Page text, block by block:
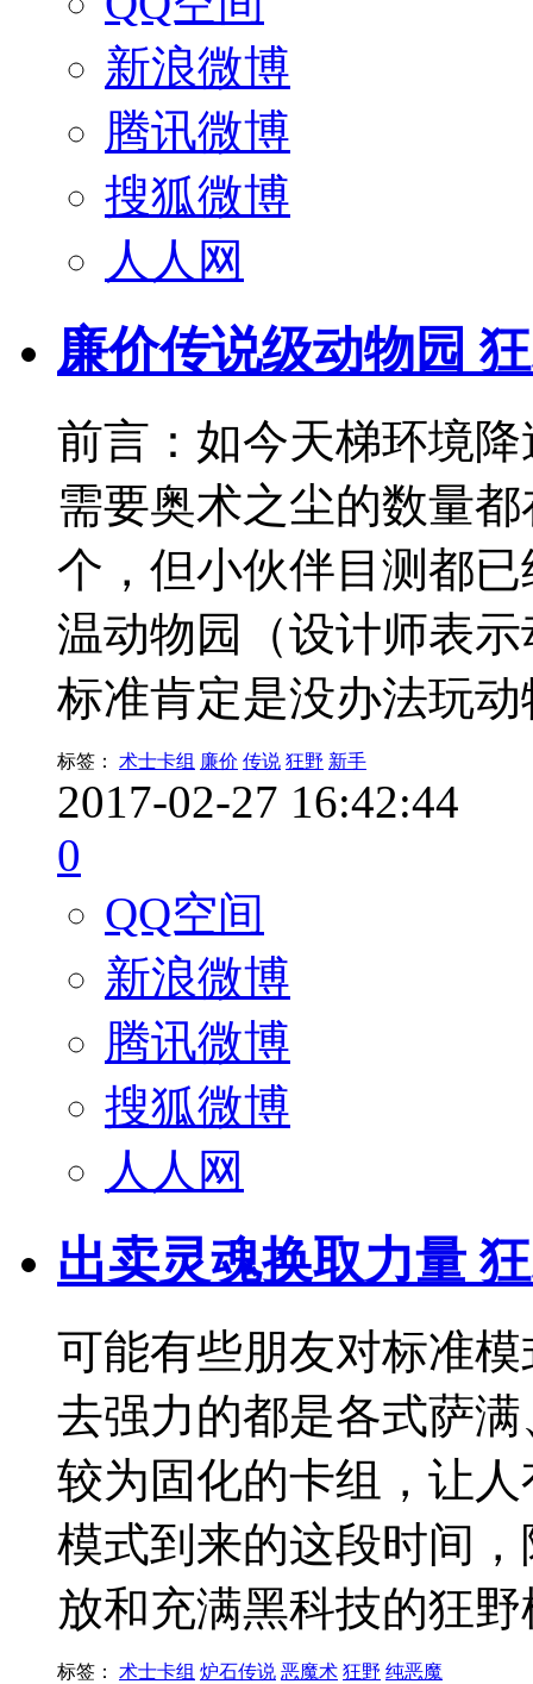
新浪微博
腾讯微博
搜狐微博
人人网
廉价传说级动物园
前言：如今天梯环境
需要奥术之尘的数量
个，但小伙伴目测都
温动物园（设计师表
标准肯定是没办法玩
标签： 术士卡组 廉价 传说 狂野 新手
2017-02-27 16:42:44
0
QQ空间
新浪微博
腾讯微博
搜狐微博
人人网
出卖灵魂换取力量
可能有些朋友对标准
去强力的都是各式萨
较为固化的卡组，让
模式到来的这段时间
放和充满黑科技的狂
标签： 术士卡组 炉石传说 恶魔术 狂野 纯恶魔